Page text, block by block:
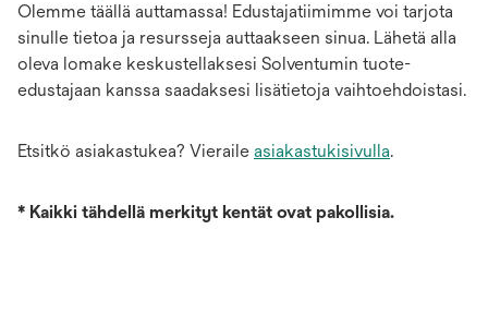
Olemme täällä auttamassa! Edustajatiimimme voi tarjota
sinulle tietoa ja resursseja auttaakseen sinua. Lähetä alla
oleva lomake keskustellaksesi Solventumin tuote-
edustajaan kanssa saadaksesi lisätietoja vaihtoehdoistasi.
Etsitkö asiakastukea? Vieraile asiakastukisivulla.
* Kaikki tähdellä merkityt kentät ovat pakollisia.